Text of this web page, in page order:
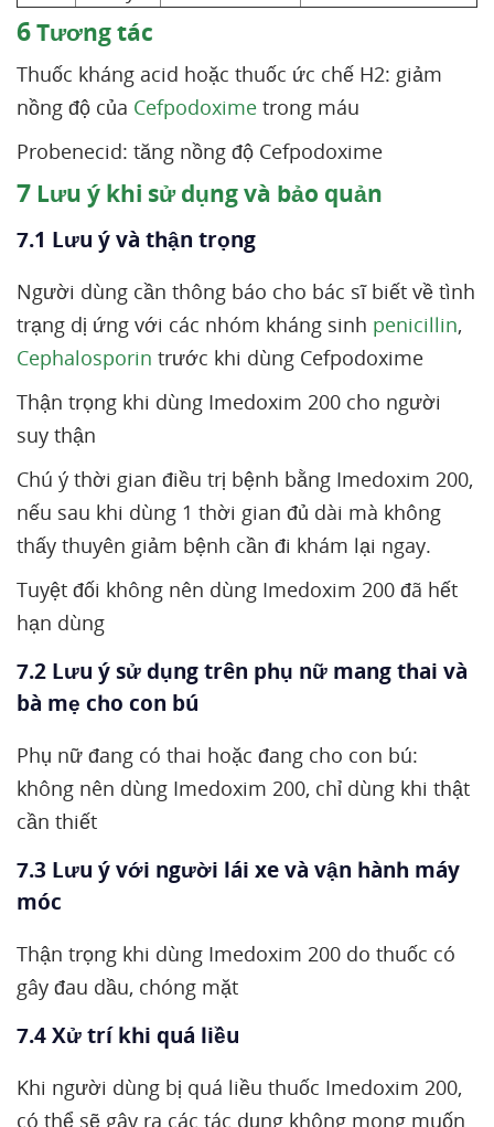
6Tương tác
Thuốc kháng acid hoặc thuốc ức chế H2: giảm
nồng độ của Cefpodoxime trong máu
Probenecid: tăng nồng độ Cefpodoxime
7 Lưu ý khi sử dụng và bảo quản
7.1 Lưu ý và thận trọng
Người dùng cần thông báo cho bác sĩ biết về tình
trạng dị ứng với các nhóm kháng sinh penicillin,
Cephalosporin trước khi dùng Cefpodoxime
Thận trọng khi dùng Imedoxim 200 cho người
suy thận
Chú ý thời gian điều trị bệnh bằng Imedoxim 200,
nếu sau khi dùng 1 thời gian đủ dài mà không
thấy thuyên giảm bệnh cần đi khám lại ngay.
Tuyệt đối không nên dùng Imedoxim 200 đã hết
hạn dùng
7.2 Lưu ý sử dụng trên phụ nữ mang thai và
bà mẹ cho con bú
Phụ nữ đang có thai hoặc đang cho con bú:
không nên dùng Imedoxim 200, chỉ dùng khi thật
cần thiết
7.3 Lưu ý với người lái xe và vận hành máy
móc
Thận trọng khi dùng Imedoxim 200 do thuốc có
gây đau dầu, chóng mặt
7.4 Xử trí khi quá liều
Khi người dùng bị quá liều thuốc Imedoxim 200,
có thể sẽ gây ra các tác dụng không mong muốn